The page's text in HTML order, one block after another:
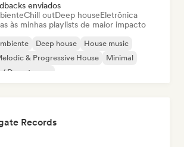
enviados
Chill outDeep houseEletrônica
às minhas playlists de maior impacto
Deep house
House music
& Progressive House
Minimal
Downtempo
Records